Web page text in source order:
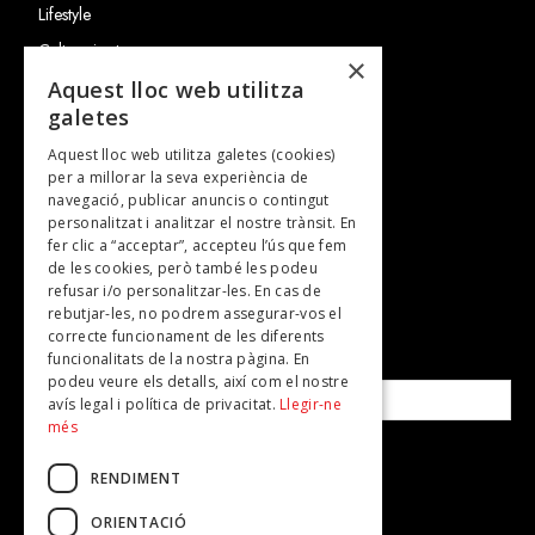
Lifestyle
Cultura i art
Entrevistes
Gastronomia
TV
Plans per fer
Revistes
SUBSCRIU-TE A LA NOSTRA NEWSLETTER!
Correu electrònic*
Accepto lapolítica de privacitat
×
Aquest lloc web utilitza
galetes
Aquest lloc web utilitza galetes (cookies)
per a millorar la seva experiència de
navegació, publicar anuncis o contingut
personalitzat i analitzar el nostre trànsit. En
fer clic a “acceptar”, accepteu l’ús que fem
de les cookies, però també les podeu
refusar i/o personalitzar-les. En cas de
rebutjar-les, no podrem assegurar-vos el
correcte funcionament de les diferents
funcionalitats de la nostra pàgina. En
podeu veure els detalls, així com el nostre
avís legal i política de privacitat. Llegir-ne
més
RENDIMENT
ORIENTACIÓ